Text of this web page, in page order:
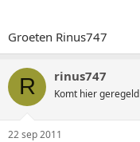
Groeten Rinus747
R rinus747
Komt hier geregeld
22 sep 2011